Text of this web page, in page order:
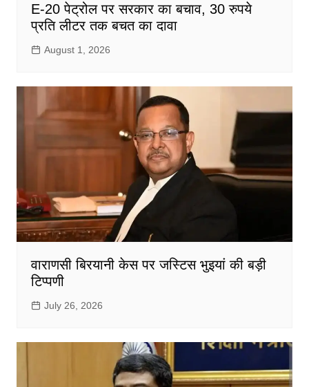
E-20 पेट्रोल पर सरकार का बचाव, 30 रुपये
प्रति लीटर तक बचत का दावा
August 1, 2026
वाराणसी बिरयानी केस पर जस्टिस भुइयां की बड़ी
टिप्पणी
July 26, 2026